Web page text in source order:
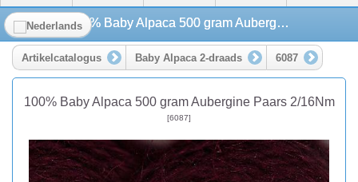
100% Baby Alpaca 500 gram Aubergine Paars 2/16Nm
Artikelcatalogus Baby Alpaca 2-draads 6087
100% Baby Alpaca 500 gram Aubergine Paars 2/16Nm
[6087]